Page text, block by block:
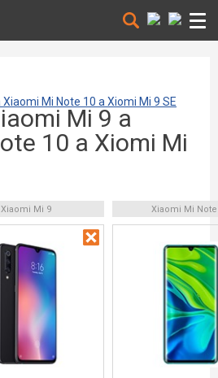
Mi Note 10 a Xiomi Mi 9 SE
Mi 9 a
10 a Xiomi Mi
Xiaomi Mi 9 Xiaomi Mi Note